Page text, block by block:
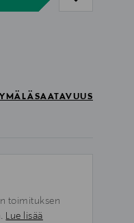
toimituksen
Lue lisää